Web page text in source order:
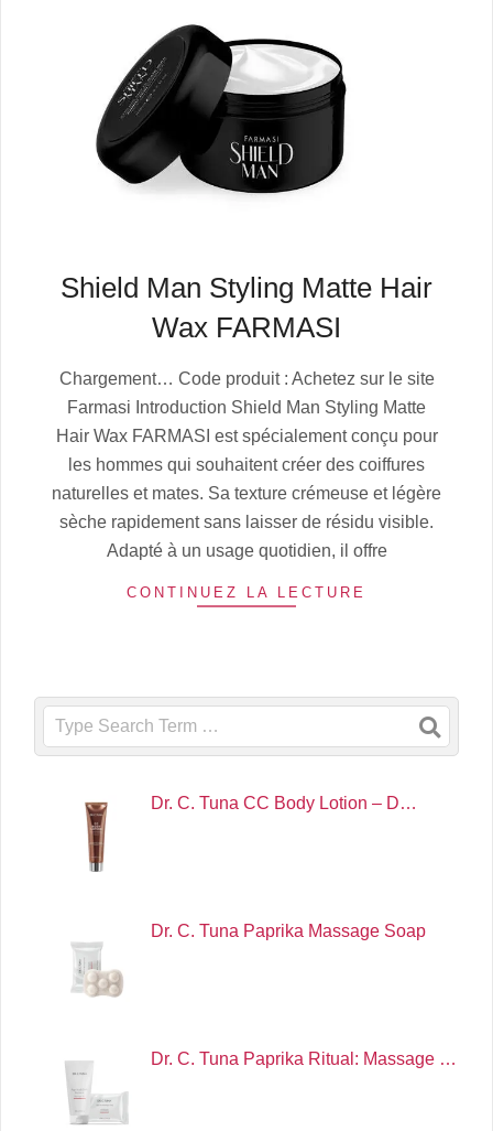
Shield Man Styling Matte Hair
Wax FARMASI
07-
06
Chargement… Code produit : Achetez sur le site
Farmasi Introduction Shield Man Styling Matte
Hair Wax FARMASI est spécialement conçu pour
les hommes qui souhaitent créer des coiffures
naturelles et mates. Sa texture crémeuse et légère
sèche rapidement sans laisser de résidu visible.
Adapté à un usage quotidien, il offre
CONTINUEZ LA LECTURE
Search
Dr. C. Tuna CC Body Lotion – D…
Dr. C. Tuna Paprika Massage Soap
Dr. C. Tuna Paprika Ritual: Massage …